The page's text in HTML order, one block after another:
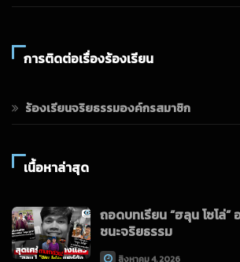
การติดต่อเรื่องร้องเรียน
ร้องเรียนจริยธรรมองค์กรสมาชิก
เนื้อหาล่าสุด
ถอดบทเรียน “ฮลุน โซโล่”
ชนะจริยธรรม
สิงหาคม 4, 2026